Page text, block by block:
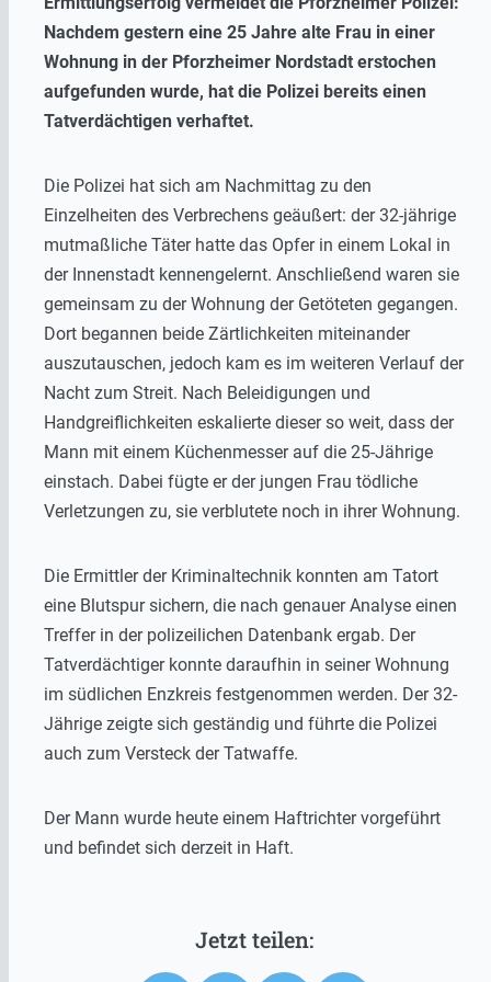
Nachdem gestern eine 25 Jahre alte Frau in einer
Wohnung in der Pforzheimer Nordstadt erstochen
aufgefunden wurde, hat die Polizei bereits einen
Tatverdächtigen verhaftet.
Die Polizei hat sich am Nachmittag zu den
Einzelheiten des Verbrechens geäußert: der 32-jährige
mutmaßliche Täter hatte das Opfer in einem Lokal in
der Innenstadt kennengelernt. Anschließend waren sie
gemeinsam zu der Wohnung der Getöteten gegangen.
Dort begannen beide Zärtlichkeiten miteinander
auszutauschen, jedoch kam es im weiteren Verlauf der
Nacht zum Streit. Nach Beleidigungen und
Handgreiflichkeiten eskalierte dieser so weit, dass der
Mann mit einem Küchenmesser auf die 25-Jährige
einstach. Dabei fügte er der jungen Frau tödliche
Verletzungen zu, sie verblutete noch in ihrer Wohnung.
Die Ermittler der Kriminaltechnik konnten am Tatort
eine Blutspur sichern, die nach genauer Analyse einen
Treffer in der polizeilichen Datenbank ergab. Der
Tatverdächtiger konnte daraufhin in seiner Wohnung
im südlichen Enzkreis festgenommen werden. Der 32-
Jährige zeigte sich geständig und führte die Polizei
auch zum Versteck der Tatwaffe.
Der Mann wurde heute einem Haftrichter vorgeführt
und befindet sich derzeit in Haft.